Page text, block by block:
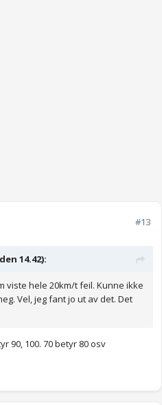
#13
14.42):
viste hele 20km/t feil. Kunne ikke
Vel, jeg fant jo ut av det. Det
90, 100. 70 betyr 80 osv